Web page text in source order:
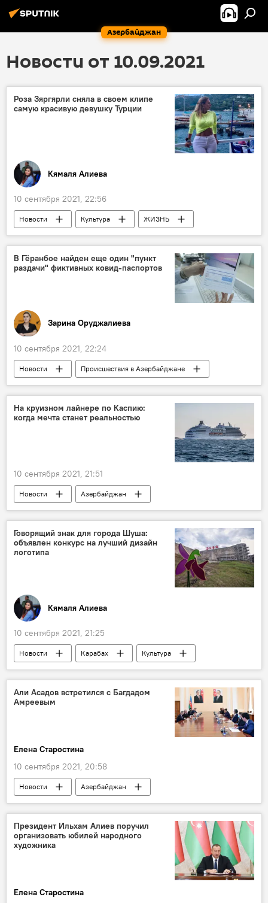
Азербайджан
Новости от 10.09.2021
Роза Зяргярли сняла в своем клипе
самую красивую девушку Турции
Кямаля Алиева
10 сентября 2021, 22:56
Новости Культура
ЖИЗНЬ
Роза Зяргярли
клип Турция
В Гёранбое найден еще один "пункт
раздачи" фиктивных ковид-паспортов
Зарина Оруджалиева
10 сентября 2021, 22:24
Новости
Происшествия в Азербайджане
Азербайджан
Здоровье
ЖИЗНЬ
Геранбойский район
подделка
сертификат
На круизном лайнере по Каспию:
когда мечта станет реальностью
10 сентября 2021, 21:51
Новости
Азербайджан
Новости мира
ЖИЗНЬ
Политика
Экономика
Говорящий знак для города Шуша:
объявлен конкурс на лучший дизайн
логотипа
Кямаля Алиева
10 сентября 2021, 21:25
Новости Карабах
Культура
ЖИЗНЬ
Азербайджан
Шуша
Логотип
конкурс
Али Асадов встретился с Багдадом
Амреевым
Елена Старостина
10 сентября 2021, 20:58
Новости
Азербайджан
Новости мира
Экономика
Тюркский совет
Баку
сотрудничество
Кабинет министров АР
Президент Ильхам Алиев поручил
организовать юбилей народного
художника
Елена Старостина